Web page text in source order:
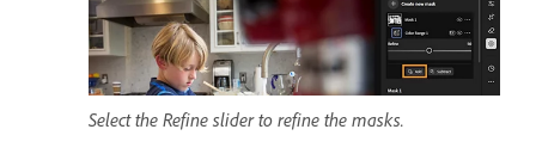
Select the Refine slider to refine the masks.